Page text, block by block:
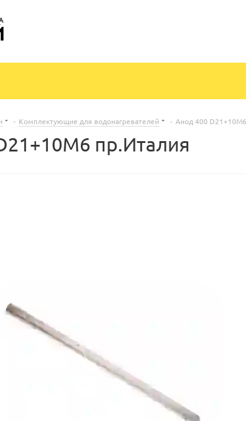
- Комплектующие для водонагревателей - Анод 400
пр.Италия